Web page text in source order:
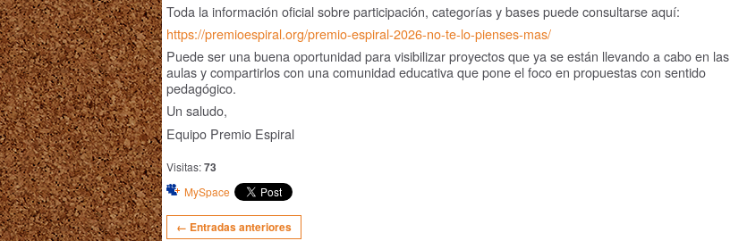
Toda la información oficial sobre participación, categorías y bases puede consultarse aquí:
https://premioespiral.org/premio-espiral-2026-no-te-lo-pienses-mas/
Puede ser una buena oportunidad para visibilizar proyectos que ya se están llevando a cabo en las
aulas y compartirlos con una comunidad educativa que pone el foco en propuestas con sentido
pedagógico.
Un saludo,
Equipo Premio Espiral
Visitas:73
MySpace
← Entradas anteriores